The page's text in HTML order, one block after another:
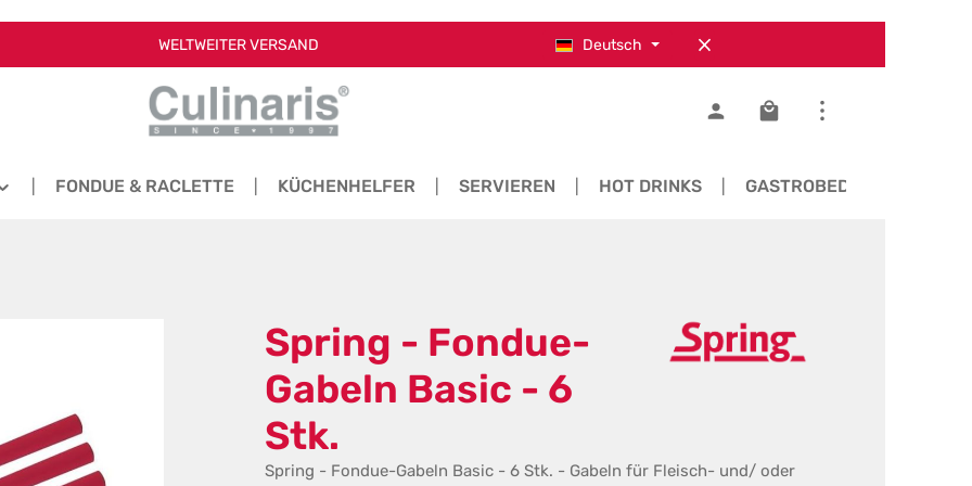
WELTWEITER VERSAND Deutsch
Warenkorb enthält 0
FONDUE & RACLETTE KÜCHENHELFER SERVIEREN HOT DRINKS GASTROBEDARF
Spring - Fondue-
Gabeln Basic - 6
Stk.
Spring - Fondue-Gabeln Basic - 6 Stk. - Gabeln für Fleisch- und/ oder